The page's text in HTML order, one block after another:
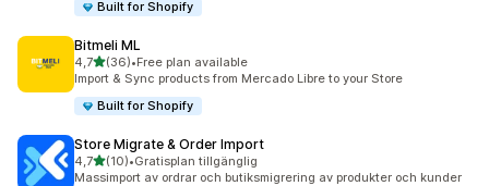
Built for Shopify
Bitmeli ML
4,7av 5 stjärnor
(36)
36 recensioner totalt
•Free plan available
Import & Sync products from Mercado Libre to your Store
Built for Shopify
Store Migrate & Order Import
4,7av 5 stjärnor
(10)
10 recensioner totalt
•Gratisplan tillgänglig
Massimport av ordrar och butiksmigrering av produkter och kunder